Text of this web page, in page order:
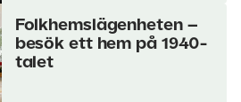
Folkhemslägenheten –
besök ett hem på 1940-
talet